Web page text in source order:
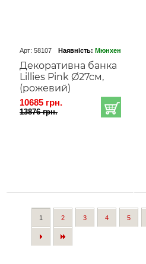
Арт: 58107 Наявність: Мюнхен
Декоративна банка
Lillies Pink Ø27cм,
(рожевий)
10685 грн.
13876 грн.
1 2 3 4 5